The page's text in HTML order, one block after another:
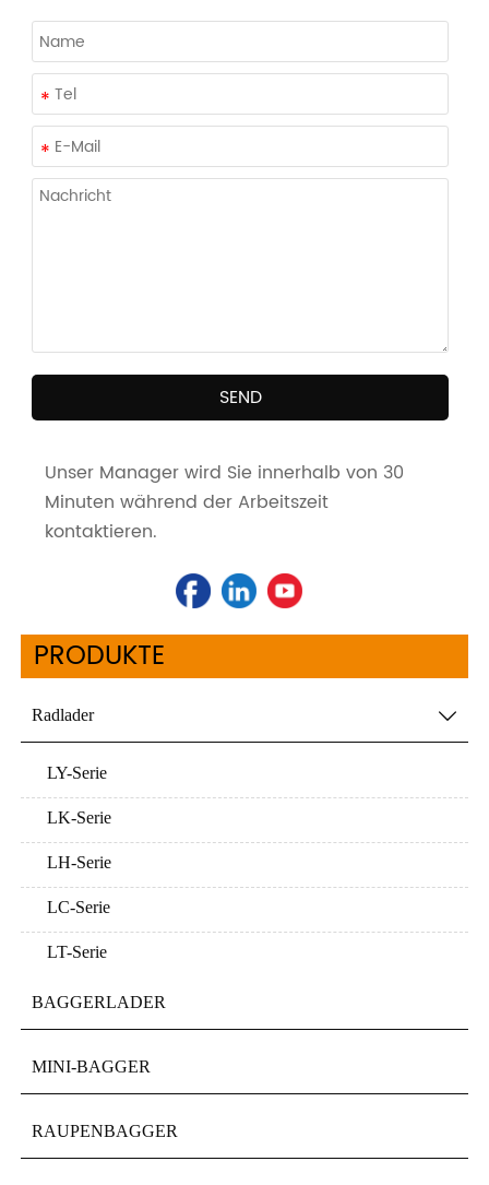
SEND
Unser Manager wird Sie innerhalb von 30
Minuten während der Arbeitszeit
kontaktieren.
PRODUKTE
Radlader 
LY-Serie
LK-Serie
LH-Serie
LC-Serie
LT-Serie
BAGGERLADER
MINI-BAGGER
RAUPENBAGGER